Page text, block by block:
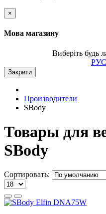
×
Мова магазину
Виберіть будь
РУС
Закрити
Производители
SBody
Товары для
SBody
Сортировать: